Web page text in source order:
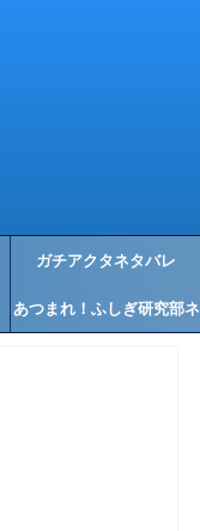
ガチアクタネタバレ
あつまれ！ふしぎ研究部ネ